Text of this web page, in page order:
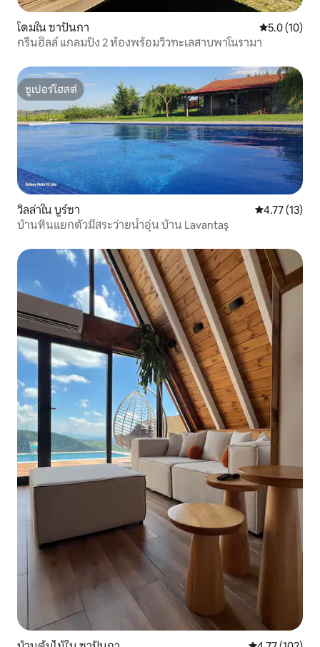
โดมใน ซาปันกา คะแนนเฉลี่ย
5.0 (10)
กรีนฮิลล์ แกลมปิง 2 ห้องพร้อมวิวทะเลสาบพาโนรามา
ซูเปอร์โฮสต์
ซูเปอร์โฮสต์
วิลล่าใน บูร์ซา คะแนนเฉลี่ย
4.77 (13)
บ้านหินแยกตัวมีสระว่ายน้ำอุ่น บ้าน Lavantaş